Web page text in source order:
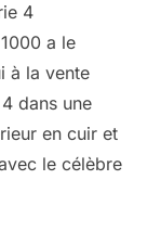
4
1000 a le
à la vente
dans une
en cuir et
le célèbre